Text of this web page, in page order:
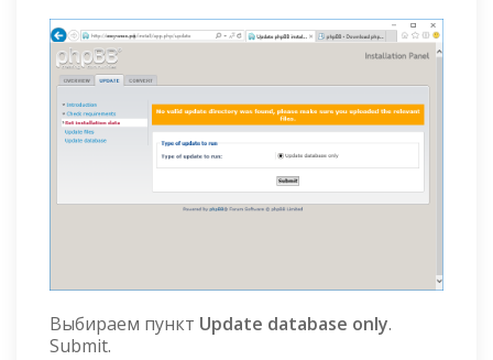
Выбираем пункт Update database only.
Submit.